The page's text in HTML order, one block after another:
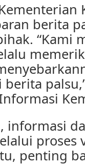
berita
“Kami
informasi
proses
penting